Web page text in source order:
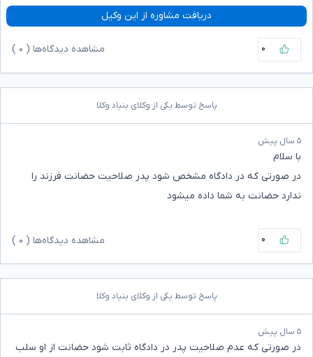
دریافت مشاوره از این وکیل
۰ مشاهده دیدگاه‌ها ( ۰
پاسخ توسط یکی از وکلای بنیاد وکلا
۵ سال پیش
با سلام
در صورتی که در دادگاه مشخص شود پدر صلاحیت حضانت فرزند را
ندارد حضانت به شما داده میشود
۰ مشاهده دیدگاه‌ها ( ۰
پاسخ توسط یکی از وکلای بنیاد وکلا
۵ سال پیش
در صورتی که عدم صلاحیت پدر در دادگاه ثابت شود حضانت از او سلب